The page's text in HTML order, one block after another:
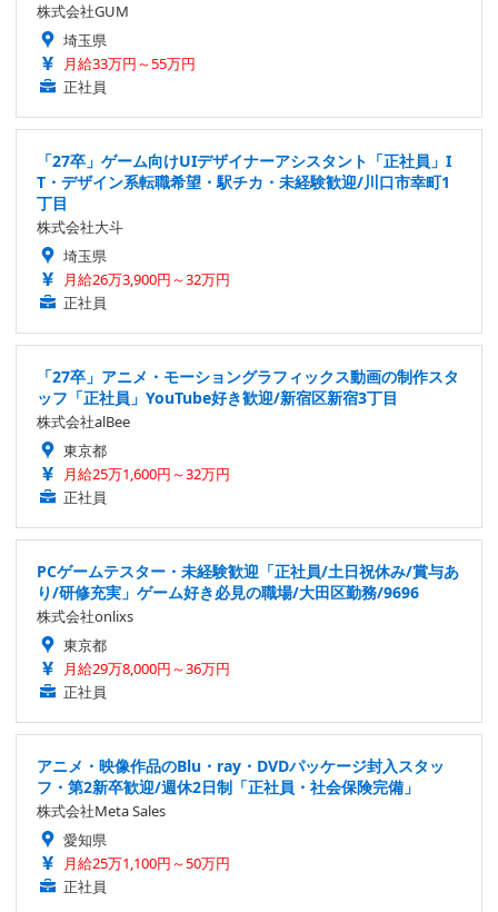
株式会社GUM
埼玉県
月給33万円～55万円
正社員
「27卒」ゲーム向けUIデザイナーアシスタント「正社員」I
T・デザイン系転職希望・駅チカ・未経験歓迎/川口市幸町1
丁目
株式会社大斗
埼玉県
月給26万3,900円～32万円
正社員
「27卒」アニメ・モーショングラフィックス動画の制作スタ
ッフ「正社員」YouTube好き歓迎/新宿区新宿3丁目
株式会社alBee
東京都
月給25万1,600円～32万円
正社員
PCゲームテスター・未経験歓迎「正社員/土日祝休み/賞与あ
り/研修充実」ゲーム好き必見の職場/大田区勤務/9696
株式会社onlixs
東京都
月給29万8,000円～36万円
正社員
アニメ・映像作品のBlu・ray・DVDパッケージ封入スタッ
フ・第2新卒歓迎/週休2日制「正社員・社会保険完備」
株式会社Meta Sales
愛知県
月給25万1,100円～50万円
正社員